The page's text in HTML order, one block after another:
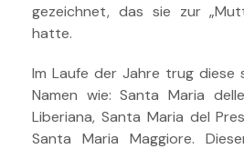
gezeichnet, das sie zur
hatte.
Im Laufe der Jahre trug diese
Namen wie: Santa Maria
Liberiana, Santa Maria del
Santa Maria Maggiore.